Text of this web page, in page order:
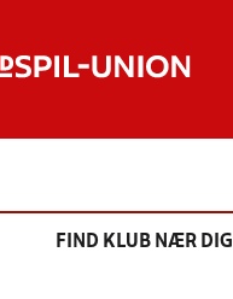
FIND KLUB NÆR DIG